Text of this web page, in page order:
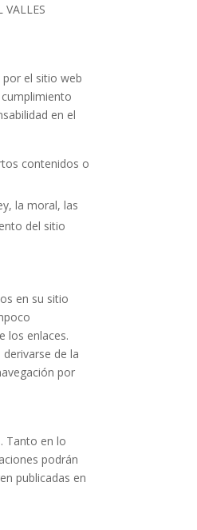
por el sitio web
en el
contenidos o
la moral, las
del sitio
en su sitio
los enlaces.
de la
por
Tanto en lo
podrán
publicadas en